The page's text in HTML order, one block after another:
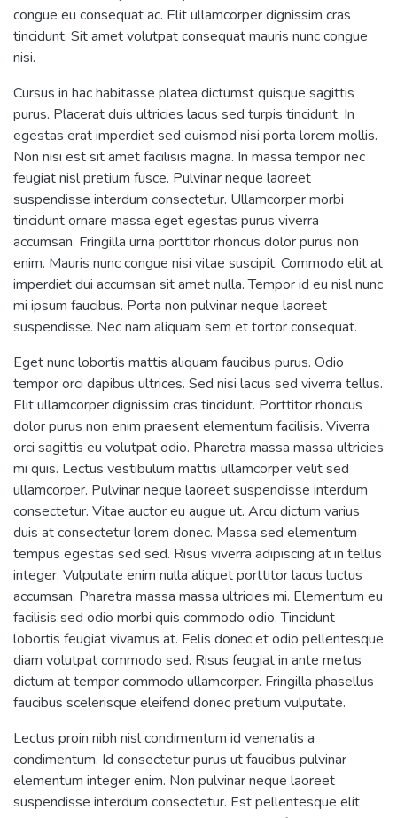
congue eu consequat ac. Elit ullamcorper dignissim cras
tincidunt. Sit amet volutpat consequat mauris nunc congue
nisi.
Cursus in hac habitasse platea dictumst quisque sagittis
purus. Placerat duis ultricies lacus sed turpis tincidunt. In
egestas erat imperdiet sed euismod nisi porta lorem mollis.
Non nisi est sit amet facilisis magna. In massa tempor nec
feugiat nisl pretium fusce. Pulvinar neque laoreet
suspendisse interdum consectetur. Ullamcorper morbi
tincidunt ornare massa eget egestas purus viverra
accumsan. Fringilla urna porttitor rhoncus dolor purus non
enim. Mauris nunc congue nisi vitae suscipit. Commodo elit at
imperdiet dui accumsan sit amet nulla. Tempor id eu nisl nunc
mi ipsum faucibus. Porta non pulvinar neque laoreet
suspendisse. Nec nam aliquam sem et tortor consequat.
Eget nunc lobortis mattis aliquam faucibus purus. Odio
tempor orci dapibus ultrices. Sed nisi lacus sed viverra tellus.
Elit ullamcorper dignissim cras tincidunt. Porttitor rhoncus
dolor purus non enim praesent elementum facilisis. Viverra
orci sagittis eu volutpat odio. Pharetra massa massa ultricies
mi quis. Lectus vestibulum mattis ullamcorper velit sed
ullamcorper. Pulvinar neque laoreet suspendisse interdum
consectetur. Vitae auctor eu augue ut. Arcu dictum varius
duis at consectetur lorem donec. Massa sed elementum
tempus egestas sed sed. Risus viverra adipiscing at in tellus
integer. Vulputate enim nulla aliquet porttitor lacus luctus
accumsan. Pharetra massa massa ultricies mi. Elementum eu
facilisis sed odio morbi quis commodo odio. Tincidunt
lobortis feugiat vivamus at. Felis donec et odio pellentesque
diam volutpat commodo sed. Risus feugiat in ante metus
dictum at tempor commodo ullamcorper. Fringilla phasellus
faucibus scelerisque eleifend donec pretium vulputate.
Lectus proin nibh nisl condimentum id venenatis a
condimentum. Id consectetur purus ut faucibus pulvinar
elementum integer enim. Non pulvinar neque laoreet
suspendisse interdum consectetur. Est pellentesque elit